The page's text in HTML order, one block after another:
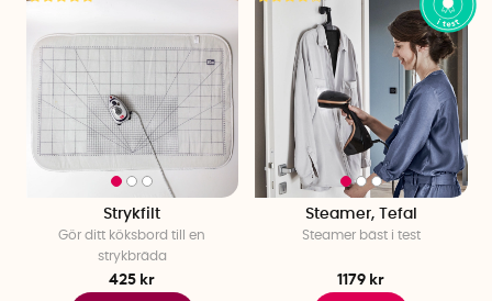
Strykfilt
Gör ditt köksbord till en
strykbräda
425 kr
Steamer, Tefal
Steamer bäst i test
1179 kr